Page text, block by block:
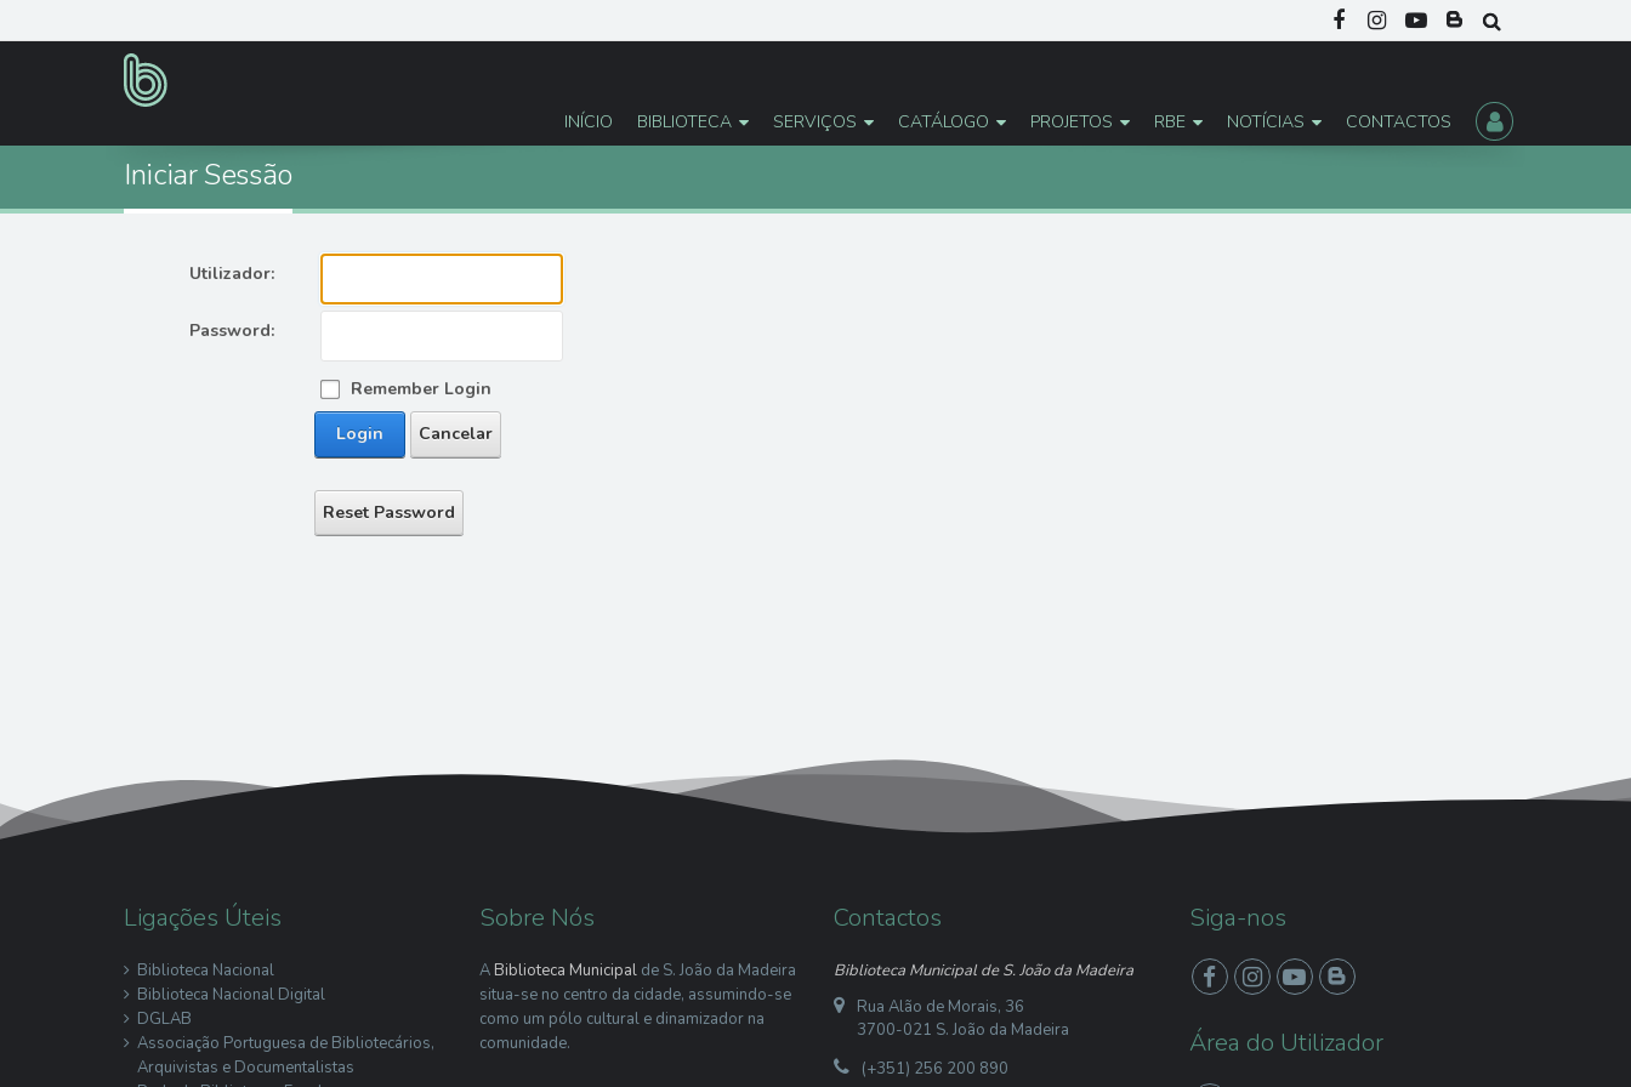
INÍCIO BIBLIOTECA SERVIÇOS CATÁLOGO PROJETOS RBE NOTÍCIAS CONTACTOS
Iniciar Sessão
Utilizador:
Password:
Remember Login
Login
Cancelar
Reset Password
Ligações Úteis
Biblioteca Nacional
Biblioteca Nacional Digital
DGLAB
Associação Portuguesa de Bibliotecários,
Arquivistas e Documentalistas
Sobre Nós
A Biblioteca Municipalde S. João da Madeira
situa-se no centro da cidade, assumindo-se
como um pólo cultural e dinamizador na
comunidade.
Contactos
Biblioteca Municipal de S. João da Madeira
Rua Alão de Morais, 36
3700-021 S. João da Madeira
(+351) 256 200 890
Siga-nos
Área do Utilizador